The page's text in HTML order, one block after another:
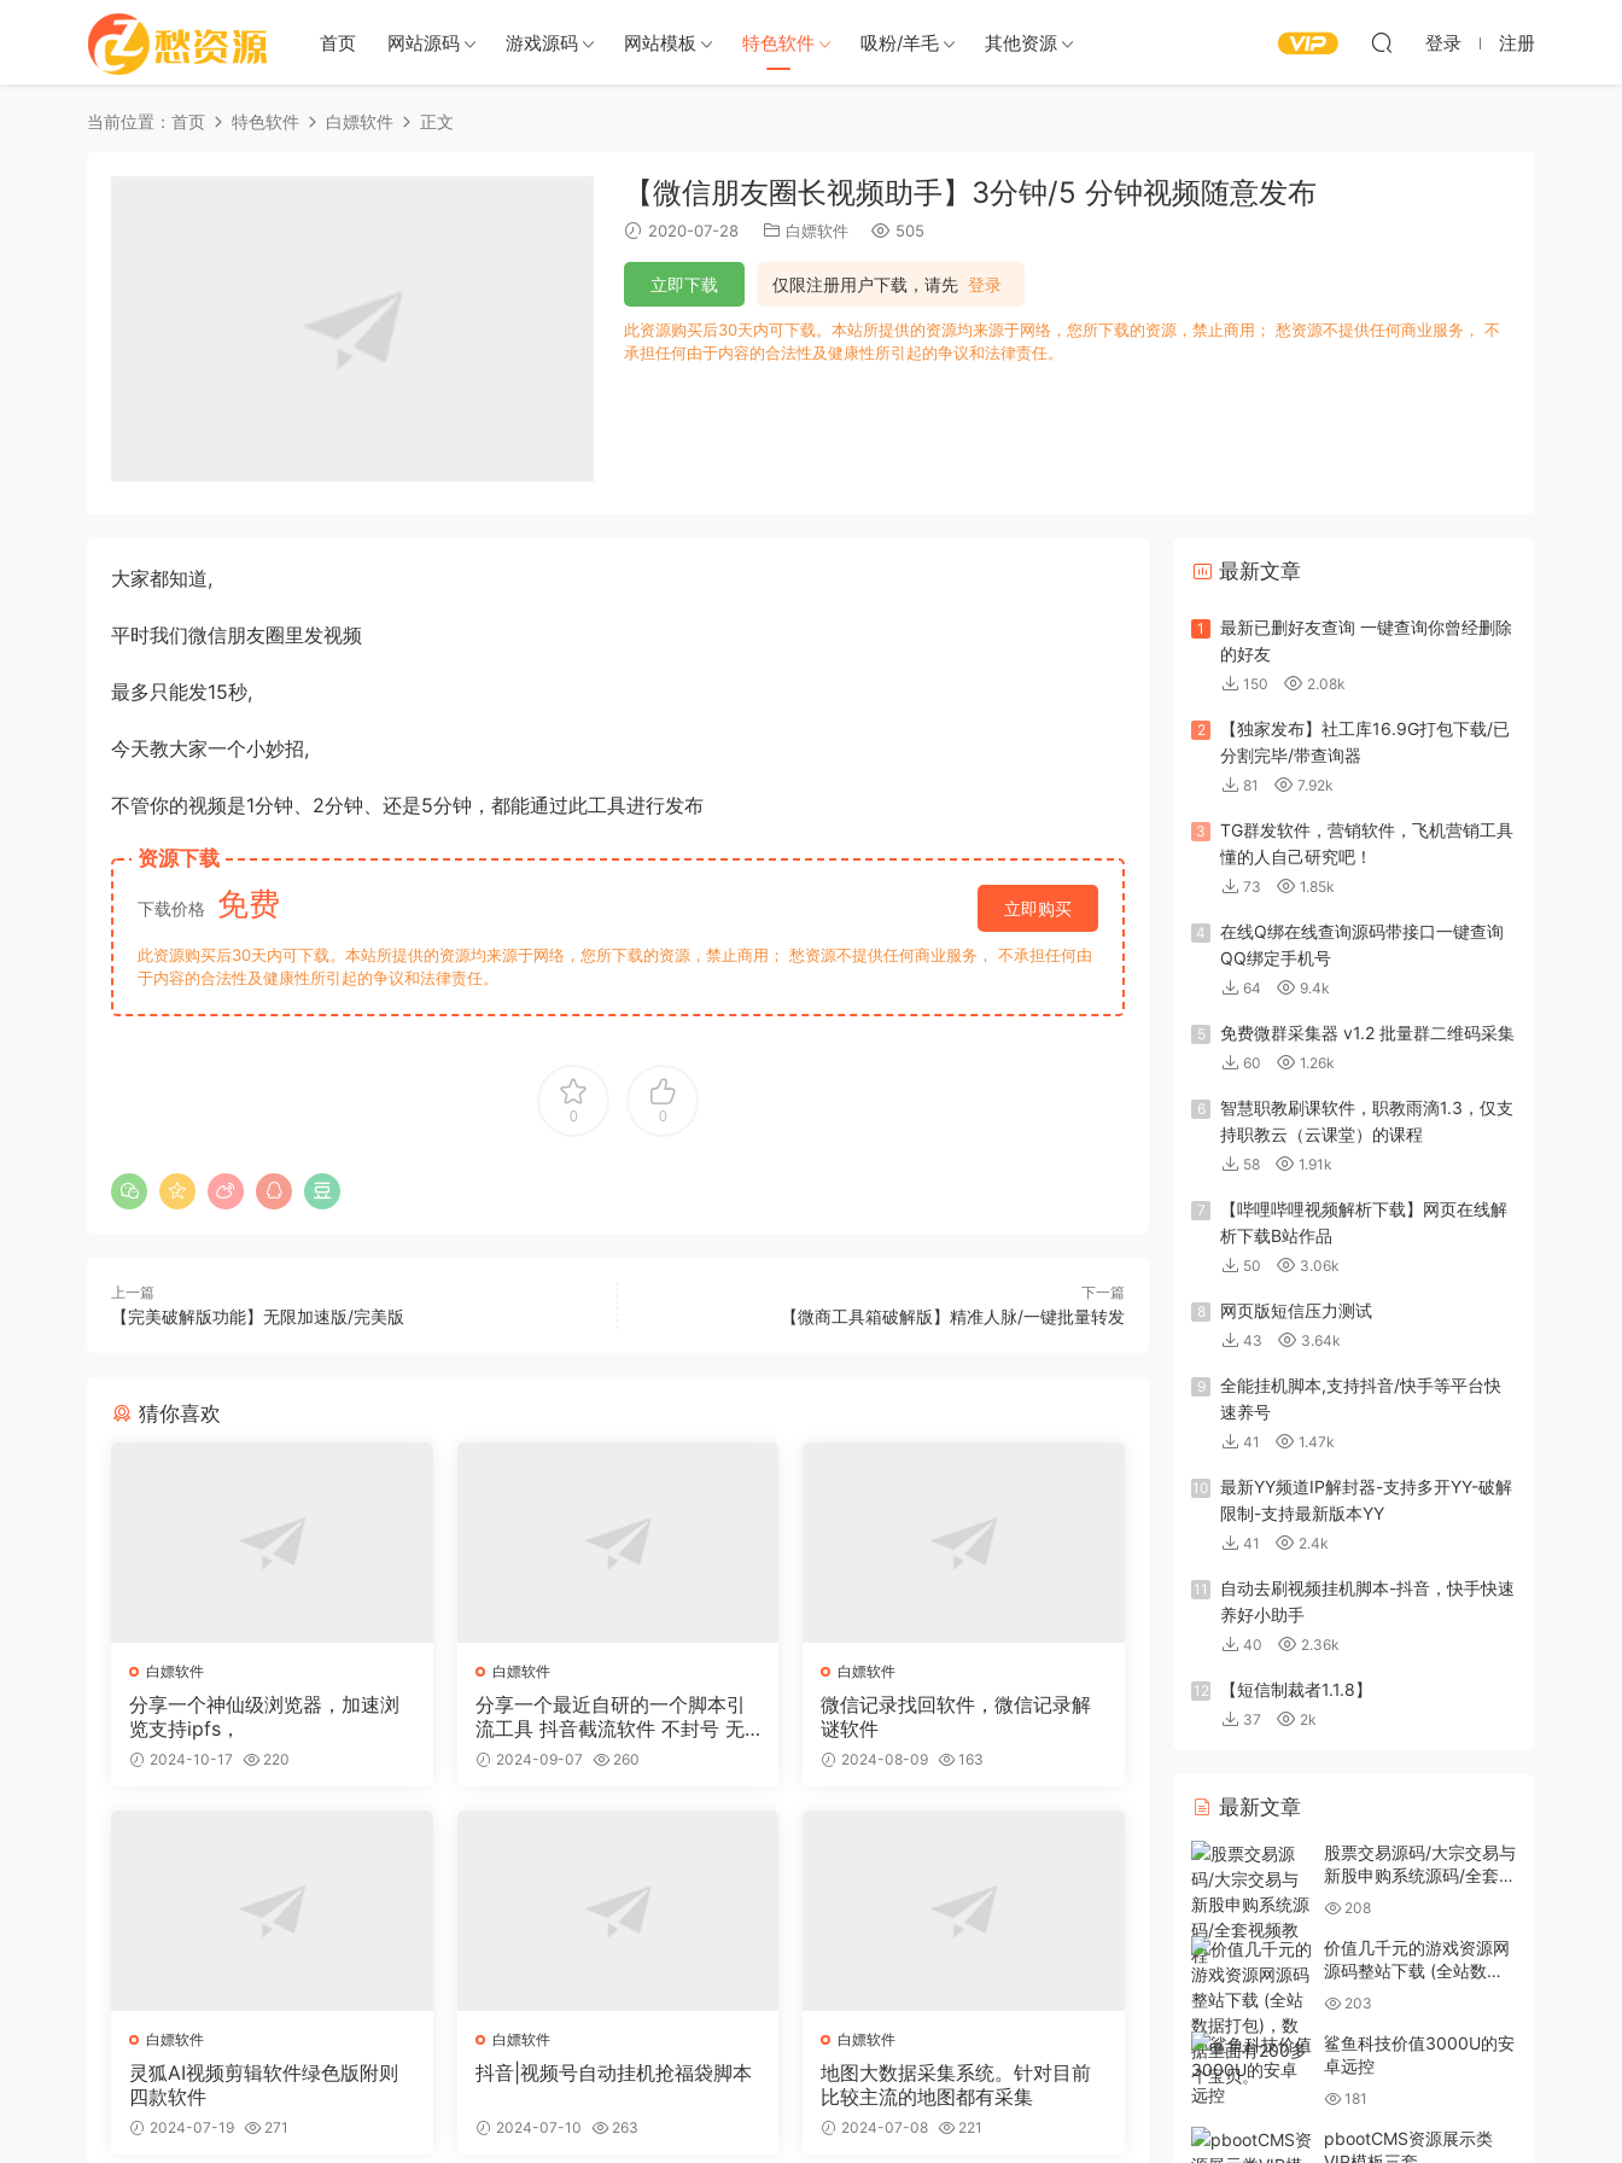
首页 网站源码 游戏源码 网站模板 特色软件 吸粉/羊毛 其他资源 登录 注册
当前位置： 首页 特色软件 白嫖软件 正文
【微信朋友圈长视频助手】3分钟/5 分钟视频随意发布
2020-07-28 白嫖软件 505
仅限注册用户下载，请先 登录
立即下载
此资源购买后30天内可下载。本站所提供的资源均来源于网络，您所下载的资源，禁止商用； 愁资源不提供任何商业服务， 不
承担任何由于内容的合法性及健康性所引起的争议和法律责任。
大家都知道,
平时我们微信朋友圈里发视频
最多只能发15秒,
今天教大家一个小妙招,
不管你的视频是1分钟、2分钟、还是5分钟，都能通过此工具进行发布
资源下载
下载价格 免费 立即购买
此资源购买后30天内可下载。本站所提供的资源均来源于网络，您所下载的资源，禁止商用； 愁资源不提供任何商业服务， 不承担任何由
于内容的合法性及健康性所引起的争议和法律责任。
0 0
上一篇
【完美破解版功能】无限加速版/完美版
下一篇
【微商工具箱破解版】精准人脉/一键批量转发
猜你喜欢
白嫖软件
分享一个神仙级浏览器，加速浏
览支持ipfs，
2024-10-17 220
白嫖软件
分享一个最近自研的一个脚本引
流工具 抖音截流软件 不封号 无
痕 2024-09-07 260
白嫖软件
微信记录找回软件，微信记录解
谜软件
2024-08-09 163
白嫖软件
灵狐AI视频剪辑软件绿色版附则
四款软件
2024-07-19 271
白嫖软件
抖音|视频号自动挂机抢福袋脚本
2024-07-10 263
白嫖软件
地图大数据采集系统。针对目前
比较主流的地图都有采集
2024-07-08 221
最新文章
1
最新已删好友查询 一键查询你曾经删除
的好友
150 2.08k
2
【独家发布】社工库16.9G打包下载/已
分割完毕/带查询器
81 7.92k
3
TG群发软件，营销软件，飞机营销工具
懂的人自己研究吧！
73 1.85k
4
在线Q绑在线查询源码带接口一键查询
QQ绑定手机号
64 9.4k
5 免费微群采集器 v1.2 批量群二维码采集
60 1.26k
6
智慧职教刷课软件，职教雨滴1.3，仅支
持职教云（云课堂）的课程
58 1.91k
7
【哔哩哔哩视频解析下载】网页在线解
析下载B站作品
50 3.06k
8 网页版短信压力测试
43 3.64k
9
全能挂机脚本,支持抖音/快手等平台快
速养号
41 1.47k
10
最新YY频道IP解封器-支持多开YY-破解
限制-支持最新版本YY
41 2.4k
11
自动去刷视频挂机脚本-抖音，快手快速
养好小助手
40 2.36k
12 【短信制裁者1.1.8】
37 2k
最新文章
股票交易源码/大宗交易与
新股申购系统源码/全套视
频教程
208
价值几千元的游戏资源网
源码整站下载 (全站数据
打包)，数据里面有200多
个宝贝。
203
鲨鱼科技价值3000U的安
卓远控
181
pbootCMS资源展示类